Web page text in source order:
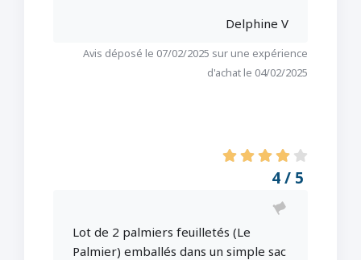
Delphine V
Avis déposé le 07/02/2025 sur une expérience
d'achat le 04/02/2025
4 / 5
Lot de 2 palmiers feuilletés (Le
Palmier) emballés dans un simple sac